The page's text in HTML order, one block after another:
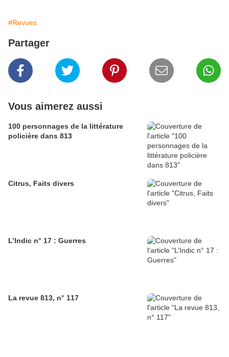
#Revues
Partager
Vous aimerez aussi
100 personnages de la littérature
policière dans 813
Citrus, Faits divers
L’Indic n° 17 : Guerres
La revue 813, n° 117